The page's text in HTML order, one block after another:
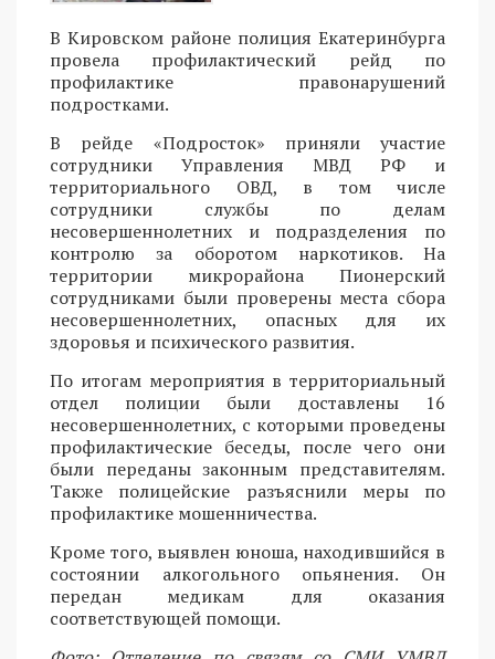
В Кировском районе полиция Екатеринбурга
провела профилактический рейд по
профилактике правонарушений
подростками.
В рейде «Подросток» приняли участие
сотрудники Управления МВД РФ и
территориального ОВД, в том числе
сотрудники службы по делам
несовершеннолетних и подразделения по
контролю за оборотом наркотиков. На
территории микрорайона Пионерский
сотрудниками были проверены места сбора
несовершеннолетних, опасных для их
здоровья и психического развития.
По итогам мероприятия в территориальный
отдел полиции были доставлены 16
несовершеннолетних, с которыми проведены
профилактические беседы, после чего они
были переданы законным представителям.
Также полицейские разъяснили меры по
профилактике мошенничества.
Кроме того, выявлен юноша, находившийся в
состоянии алкогольного опьянения. Он
передан медикам для оказания
соответствующей помощи.